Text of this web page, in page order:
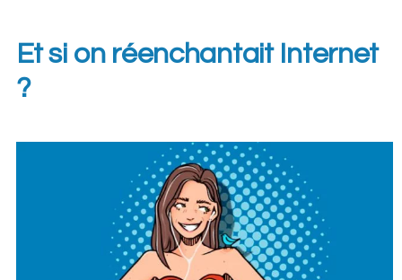
Et si on réenchantait Internet
?